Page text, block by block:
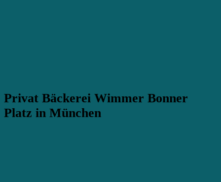
Privat Bäckerei Wimmer Bonner
Platz in München